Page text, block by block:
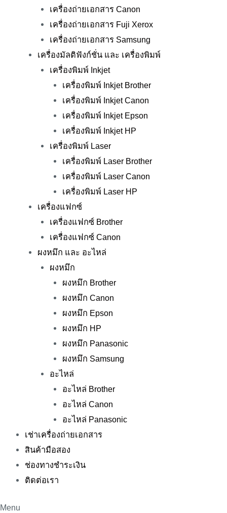
เครื่องถ่ายเอกสาร Canon
เครื่องถ่ายเอกสาร Fuji Xerox
เครื่องถ่ายเอกสาร Samsung
เครื่องมัลติฟังก์ชั่น และ เครื่องพิมพ์
เครื่องพิมพ์ Inkjet
เครื่องพิมพ์ Inkjet Brother
เครื่องพิมพ์ Inkjet Canon
เครื่องพิมพ์ Inkjet Epson
เครื่องพิมพ์ Inkjet HP
เครื่องพิมพ์ Laser
เครื่องพิมพ์ Laser Brother
เครื่องพิมพ์ Laser Canon
เครื่องพิมพ์ Laser HP
เครื่องแฟกซ์
เครื่องแฟกซ์ Brother
เครื่องแฟกซ์ Canon
ผงหมึก และ อะไหล่
ผงหมึก
ผงหมึก Brother
ผงหมึก Canon
ผงหมึก Epson
ผงหมึก HP
ผงหมึก Panasonic
ผงหมึก Samsung
อะไหล่
อะไหล่ Brother
อะไหล่ Canon
อะไหล่ Panasonic
เช่าเครื่องถ่ายเอกสาร
สินค้ามือสอง
ช่องทางชำระเงิน
ติดต่อเรา
Menu